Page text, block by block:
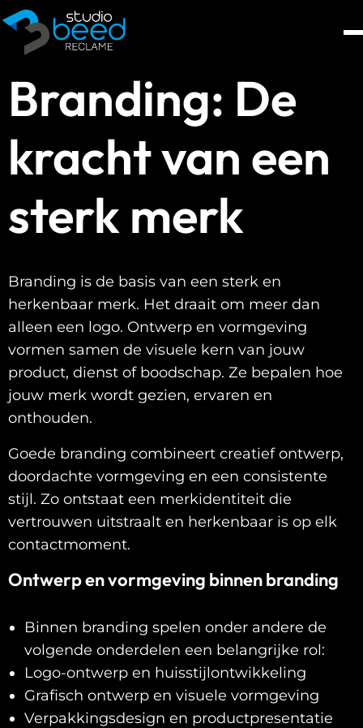
Branding: De
kracht van een
sterk merk
Branding is de basis van een sterk en
herkenbaar merk. Het draait om meer dan
alleen een logo. Ontwerp en vormgeving
vormen samen de visuele kern van jouw
product, dienst of boodschap. Ze bepalen hoe
jouw merk wordt gezien, ervaren en
onthouden.
Goede branding combineert creatief ontwerp,
doordachte vormgeving en een consistente
stijl. Zo ontstaat een merkidentiteit die
vertrouwen uitstraalt en herkenbaar is op elk
contactmoment.
Ontwerp en vormgeving binnen branding
Binnen branding spelen onder andere de
volgende onderdelen een belangrijke rol:
Logo-ontwerp en huisstijlontwikkeling
Grafisch ontwerp en visuele vormgeving
Verpakkingsdesign en productpresentatie